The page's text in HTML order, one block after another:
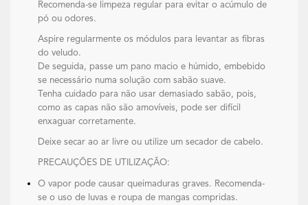
Recomenda-se limpeza regular para evitar o acúmulo de
pó ou odores.
Aspire regularmente os módulos para levantar as fibras
do veludo.
De seguida, passe um pano macio e húmido, embebido
se necessário numa solução com sabão suave.
Tenha cuidado para não usar demasiado sabão, pois,
como as capas não são amovíveis, pode ser difícil
enxaguar corretamente.
Deixe secar ao ar livre ou utilize um secador de cabelo.
PRECAUÇÕES DE UTILIZAÇÃO:
O vapor pode causar queimaduras graves. Recomenda-
se o uso de luvas e roupa de mangas compridas.